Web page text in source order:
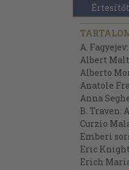
A.
Albert
Alberto
Anatole
Anna
B. Traven:
Curzio
Emberi
Eric
Erich